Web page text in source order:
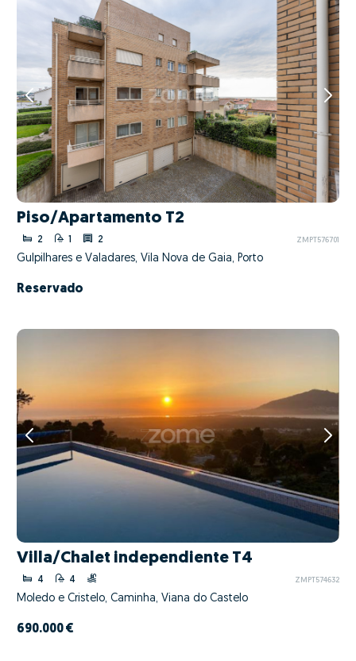
Piso/Apartamento T2
2 1 2 ZMPT576701
Gulpilhares e Valadares, Vila Nova de Gaia, Porto
Reservado
Villa/Chalet independiente T4
4 4 ZMPT574632
Moledo e Cristelo, Caminha, Viana do Castelo
690.000 €